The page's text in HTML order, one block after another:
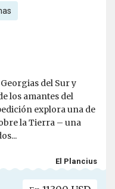
del Sur y
los amantes del
explora una de
la Tierra – una
El Plancius